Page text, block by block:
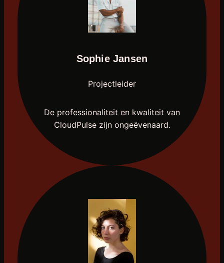
Sophie Jansen
Projectleider
De professionaliteit en kwaliteit van
CloudPulse zijn ongeëvenaard.